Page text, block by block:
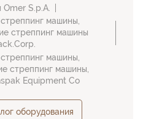
S.p.A.
машины,
стреппинг машины
машины,
стреппинг машины,
Equipment Co
оборудования